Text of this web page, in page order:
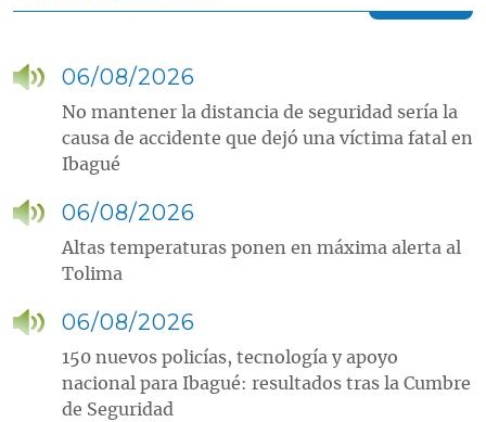
06/08/2026
No mantener la distancia de seguridad sería la
causa de accidente que dejó una víctima fatal en
Ibagué
06/08/2026
Altas temperaturas ponen en máxima alerta al
Tolima
06/08/2026
150 nuevos policías, tecnología y apoyo
nacional para Ibagué: resultados tras la Cumbre
de Seguridad